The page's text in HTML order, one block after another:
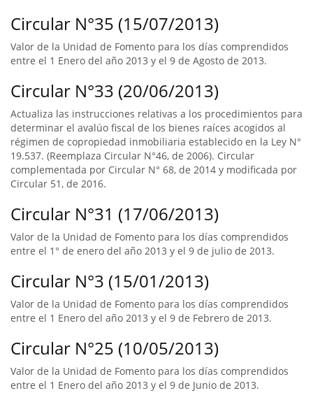
Circular N°35 (15/07/2013)
Valor de la Unidad de Fomento para los días comprendidos
entre el 1 Enero del año 2013 y el 9 de Agosto de 2013.
Circular N°33 (20/06/2013)
Actualiza las instrucciones relativas a los procedimientos para
determinar el avalúo fiscal de los bienes raíces acogidos al
régimen de copropiedad inmobiliaria establecido en la Ley N°
19.537. (Reemplaza Circular N°46, de 2006). Circular
complementada por Circular N° 68, de 2014 y modificada por
Circular 51, de 2016.
Circular N°31 (17/06/2013)
Valor de la Unidad de Fomento para los días comprendidos
entre el 1° de enero del año 2013 y el 9 de julio de 2013.
Circular N°3 (15/01/2013)
Valor de la Unidad de Fomento para los días comprendidos
entre el 1 Enero del año 2013 y el 9 de Febrero de 2013.
Circular N°25 (10/05/2013)
Valor de la Unidad de Fomento para los días comprendidos
entre el 1 Enero del año 2013 y el 9 de Junio de 2013.